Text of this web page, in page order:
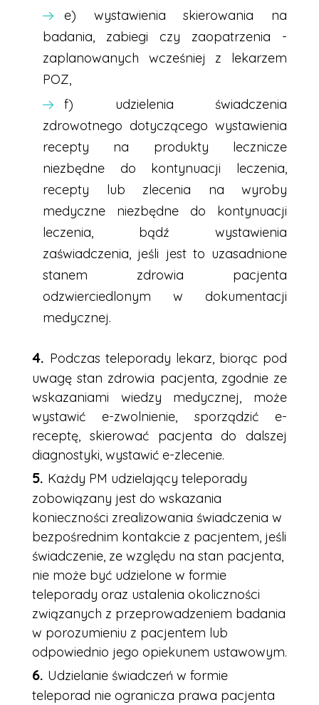
e) wystawienia skierowania na
badania, zabiegi czy zaopatrzenia -
zaplanowanych wcześniej z lekarzem
POZ,
f) udzielenia świadczenia
zdrowotnego dotyczącego wystawienia
recepty na produkty lecznicze
niezbędne do kontynuacji leczenia,
recepty lub zlecenia na wyroby
medyczne niezbędne do kontynuacji
leczenia, bądź wystawienia
zaświadczenia, jeśli jest to uzasadnione
stanem zdrowia pacjenta
odzwierciedlonym w dokumentacji
medycznej.
Podczas teleporady lekarz, biorąc pod
uwagę stan zdrowia pacjenta, zgodnie ze
wskazaniami wiedzy medycznej, może
wystawić e-zwolnienie, sporządzić e-
receptę, skierować pacjenta do dalszej
diagnostyki, wystawić e-zlecenie.
Każdy PM udzielający teleporady
zobowiązany jest do wskazania
konieczności zrealizowania świadczenia w
bezpośrednim kontakcie z pacjentem, jeśli
świadczenie, ze względu na stan pacjenta,
nie może być udzielone w formie
teleporady oraz ustalenia okoliczności
związanych z przeprowadzeniem badania
w porozumieniu z pacjentem lub
odpowiednio jego opiekunem ustawowym.
Udzielanie świadczeń w formie
teleporad nie ogranicza prawa pacjenta